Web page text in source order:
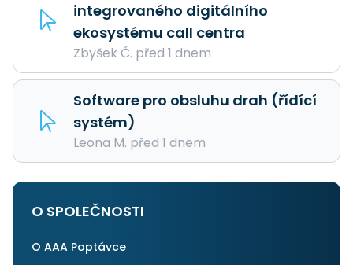
integrovaného digitálního
ekosystému call centra
Zbyšek Č. před 1 dnem
Software pro obsluhu drah (řídící
systém)
Leona M. před 1 dnem
O SPOLEČNOSTI
O AAA Poptávce